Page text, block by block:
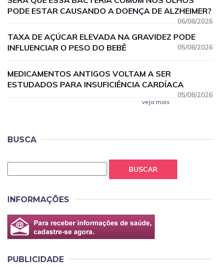
PODE ESTAR CAUSANDO A DOENÇA DE ALZHEIMER?
06/08/2026
TAXA DE AÇÚCAR ELEVADA NA GRAVIDEZ PODE
INFLUENCIAR O PESO DO BEBÊ
05/08/2026
MEDICAMENTOS ANTIGOS VOLTAM A SER
ESTUDADOS PARA INSUFICIÊNCIA CARDÍACA
05/08/2026
veja mais
BUSCA
BUSCAR
INFORMAÇÕES
PUBLICIDADE